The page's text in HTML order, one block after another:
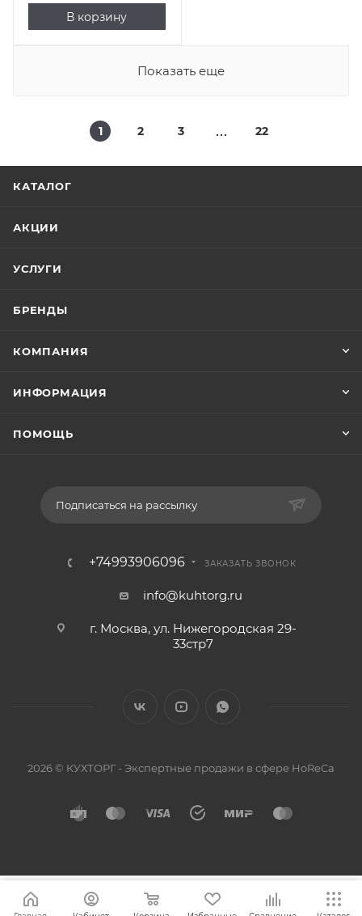
В корзину
Показать еще
1 2 3 22
КАТАЛОГ
АКЦИИ
УСЛУГИ
БРЕНДЫ
КОМПАНИЯ
ИНФОРМАЦИЯ
ПОМОЩЬ
Подписаться на рассылку
+74993906096 ЗАКАЗАТЬ ЗВОНОК
info@kuhtorg.ru
г. Москва, ул. Нижегородская 29-
33стр7
2026 © КУХТОРГ - Экспертные продажи в сфере HoReCa